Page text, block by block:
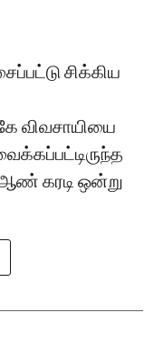
சிக்கிய
விவசாயியை
கரடி ஒன்று